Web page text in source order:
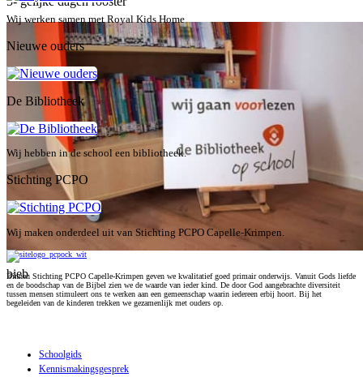
bieb
Wij werken samen met Royal Kids Home
Nieuwe ouders
De Bibliotheek
Wij hebben in de school een bibliotheek.
Stichting PCPO
Wij maken onderdeel uit van Stichting PCPO Capelle-Krimpen.
Binnen Stichting PCPO Capelle-Krimpen geven we kwalitatief goed primair onderwijs. Vanuit Gods liefde
en de boodschap van de Bijbel zien we de waarde van ieder kind. De door God aangebrachte diversiteit
tussen mensen stimuleert ons te werken aan een gemeenschap waarin iedereen erbij hoort. Bij het
begeleiden van de kinderen trekken we gezamenlijk met ouders op.
Schoolgids
Kennismakingsgesprek